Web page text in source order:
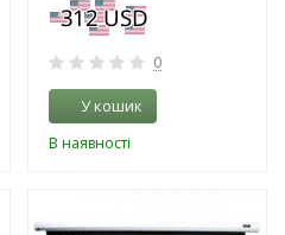
0
У кошик
В наявності